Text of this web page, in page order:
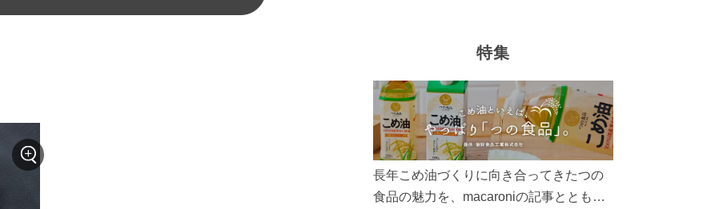
特集
長年こめ油づくりに向き合ってきたつの
食品の魅力を、macaroniの記事とともに